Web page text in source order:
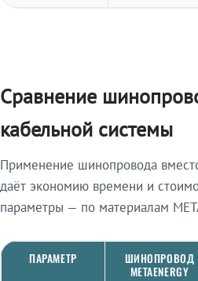
Сравнение
кабельной системы
Применение шинопровода
даёт экономию времени и
параметры — по материалам
ПАРАМЕТР
ШИНОПРОВОД
METAENERGY